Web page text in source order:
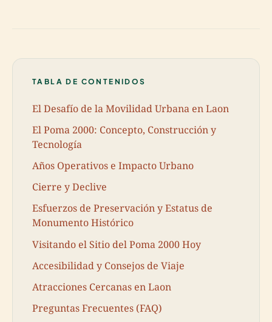
TABLA DE CONTENIDOS
El Desafío de la Movilidad Urbana en Laon
El Poma 2000: Concepto, Construcción y
Tecnología
Años Operativos e Impacto Urbano
Cierre y Declive
Esfuerzos de Preservación y Estatus de
Monumento Histórico
Visitando el Sitio del Poma 2000 Hoy
Accesibilidad y Consejos de Viaje
Atracciones Cercanas en Laon
Preguntas Frecuentes (FAQ)